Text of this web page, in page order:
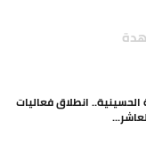
الحسينية.. انطلاق فعاليات